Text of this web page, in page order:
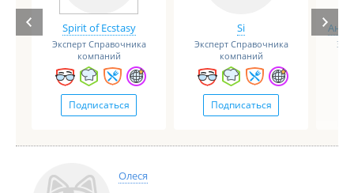
Spirit of Ecstasy
Эксперт Справочника
компаний
Подписаться
Si
Эксперт Справочника
компаний
Подписаться
Олеся